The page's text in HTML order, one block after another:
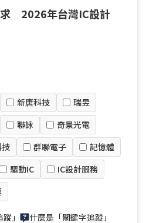
求 2026年台灣IC設計
新唐科技
瑞昱
聯詠
奇景光電
群聯電子
記憶體
驅動IC
IC設計服務
」 什麼是「關鍵字追蹤」